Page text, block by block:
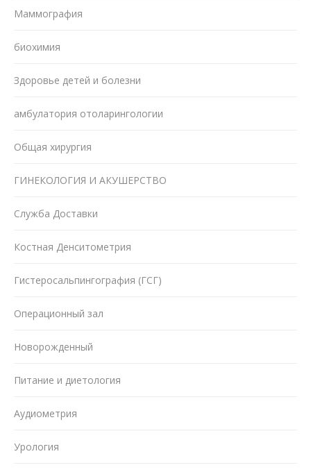
Маммография
биохимия
Здоровье детей и болезни
амбулатория отоларингологии
Общая хирургия
ГИНЕКОЛОГИЯ И АКУШЕРСТВО
Служба Доставки
Костная Денситометрия
Гистеросальпингография (ГСГ)
Операционный зал
Новорожденный
Питание и диетология
Аудиометрия
Урология